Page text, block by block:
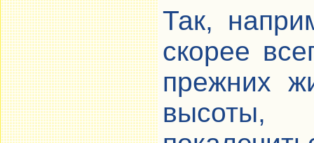
Так,
скорее
прежних
высоты,